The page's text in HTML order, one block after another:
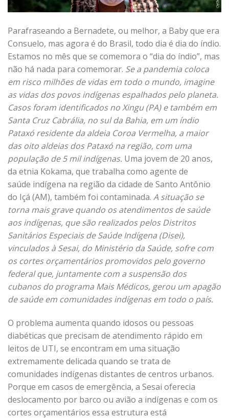
Parafraseando a Bernadete, ou melhor, a Baby que era
Consuelo, mas agora é do Brasil, todo dia é dia do índio.
Estamos no mês que se comemora o “dia do índio”, mas
não há nada para comemorar. Se a pandemia coloca
em risco milhões de vidas em todo o mundo, imagine
as vidas dos povos indígenas espalhados pelo planeta.
Casos foram identificados no Xingu (PA) e também em
Santa Cruz Cabrália, no sul da Bahia, em um índio
Pataxó residente da aldeia Coroa Vermelha, a maior
das oito aldeias dos Pataxó na região, com uma
população de 5 mil indígenas. Uma jovem de 20 anos,
da etnia Kokama, que trabalha como agente de
saúde indígena na região da cidade de Santo Antônio
do Içá (AM), também foi contaminada. A situação se
torna mais grave quando os atendimentos de saúde
aos indígenas, que são realizados pelos Distritos
Sanitários Especiais de Saúde Indígena (Disei),
vinculados à Sesai, do Ministério da Saúde, sofre com
os cortes orçamentários promovidos pelo governo
federal que, juntamente com a suspensão dos
cubanos do programa Mais Médicos, gerou um apagão
de saúde em comunidades indígenas em todo o país.
O problema aumenta quando idosos ou pessoas
diabéticas que precisam de atendimento rápido em
leitos de UTI, se encontram em uma situação
extremamente delicada quando se trata de
comunidades indígenas distantes de centros urbanos.
Porque em casos de emergência, a Sesai oferecia
deslocamento por barco ou avião a indígenas e com os
cortes orçamentários essa estrutura está